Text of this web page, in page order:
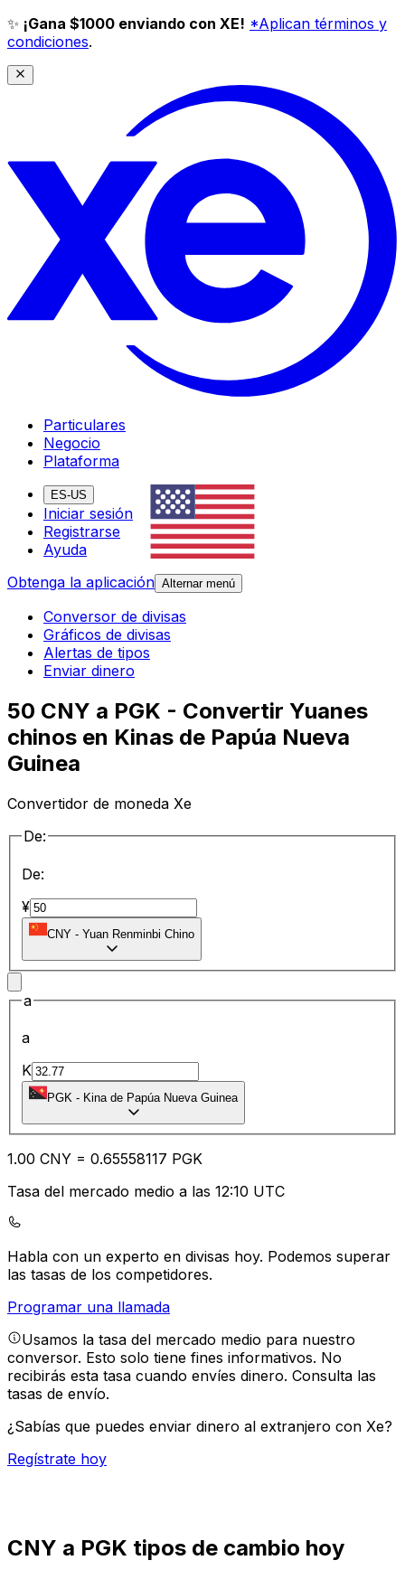
✨ ¡Gana $1000 enviando con XE! *Aplican términos y
condiciones.
Particulares
Negocio
Plataforma
ES-US
Iniciar sesión
Registrarse
Ayuda
Obtenga la aplicación Alternar menú
Conversor de divisas
Gráficos de divisas
Alertas de tipos
Enviar dinero
50 CNY a PGK - Convertir Yuanes
chinos en Kinas de Papúa Nueva
Guinea
Convertidor de moneda Xe
De:
De:
¥
CNY - Yuan Renminbi Chino
a
a
K
PGK - Kina de Papúa Nueva Guinea
1.00 CNY = 0.65558117 PGK
Tasa del mercado medio a las 12:10 UTC
Habla con un experto en divisas hoy. Podemos superar
las tasas de los competidores.
Programar una llamada
Usamos la tasa del mercado medio para nuestro
conversor. Esto solo tiene fines informativos. No
recibirás esta tasa cuando envíes dinero. Consulta las
tasas de envío.
¿Sabías que puedes enviar dinero al extranjero con Xe?
Regístrate hoy
CNY a PGK tipos de cambio hoy